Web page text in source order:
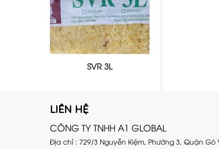
SVR 3L
LIÊN HỆ
CÔNG TY TNHH A1 GLOBAL
Địa chỉ : 729/3 Nguyễn Kiệm, Phường 3, Quận Gò